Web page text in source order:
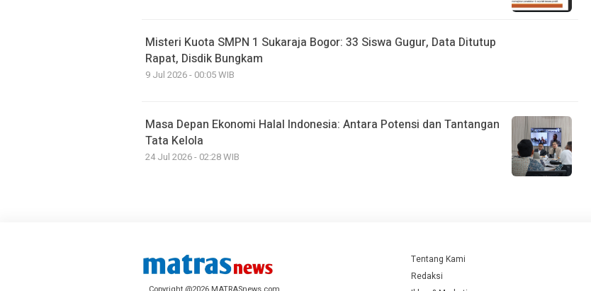
Misteri Kuota SMPN 1 Sukaraja Bogor: 33 Siswa Gugur, Data Ditutup
Rapat, Disdik Bungkam
9 Jul 2026 - 00:05 WIB
Masa Depan Ekonomi Halal Indonesia: Antara Potensi dan Tantangan
Tata Kelola
24 Jul 2026 - 02:28 WIB
Tentang Kami
Redaksi